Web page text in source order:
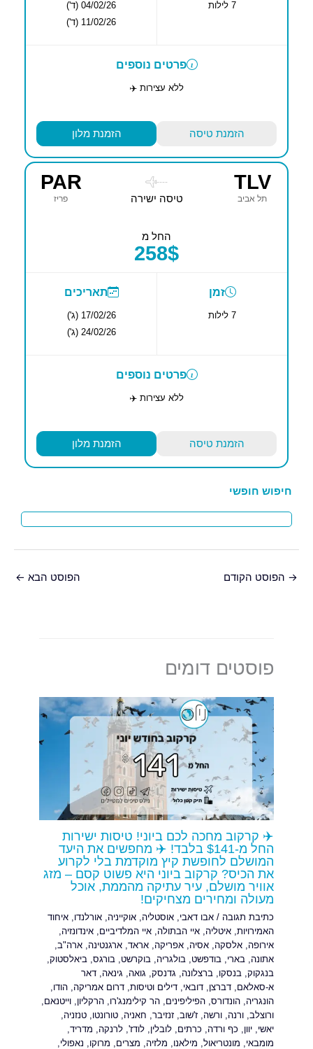
7 לילות
04/02/26 (ד')
11/02/26 (ד')
פרטים נוספים
ללא עצירות ✈️
הזמנת טיסה הזמנת מלון
TLV
תל אביב
----
טיסה ישירה
PAR
פריז
החל מ
258$
זמן
7 לילות
תאריכים
17/02/26 (ג')
24/02/26 (ג')
פרטים נוספים
ללא עצירות ✈️
הזמנת טיסה הזמנת מלון
חיפוש חופשי
→ הפוסט הקודם הפוסט הבא ←
פוסטים דומים
✈️ קרקוב מחכה לכם ביוני! טיסות ישירות
החל מ-$141 בלבד! ✈️ מחפשים את היעד
המושלם לחופשת קיץ מוקדמת בלי לקרוע
את הכיס? קרקוב ביוני היא פשוט קסם – מזג
אוויר מושלם, עיר עתיקה מהממת, אוכל
מעולה ומחירים מצחיקים!
כתיבת תגובה /אבו דאבי ,אוסטליה ,אוקייניה ,אורלנדו ,איחוד
האמירויות ,איטליה ,איי הבתולה ,איי המלדיביים ,אינדונזיה
אירופה ,אלסקה ,אסיה ,אפריקה ,אראד ,ארגנטינה ,ארה"ב
אתונה
בארי בודפשט בולגריה בוקרשט בורגס ביאלסטוק
בנגקוק בנסקו ברצלונה גדנסק גואה גינאה ,דאר
א-סאלאם ,דברצן ,דובאי ,דילים וטיסות ,דרום אמריקה ,הודו
הונגריה ,הונדורס ,הפיליפינים ,הר קילימנג'רו ,הרקליון ,וייטנאם
ורוצלב ,ורנה ,ורשה ,ז'שוב ,זנזיבר חאניה ,טורונטו ,טנזניה
יאשי ,יוון כף ורדה כרתים ,לובלין ,לודז' ,לרנקה מדריד
מומבאי
מונטריאול מילאנו מלזיה מצרים מרוקו נאפולי